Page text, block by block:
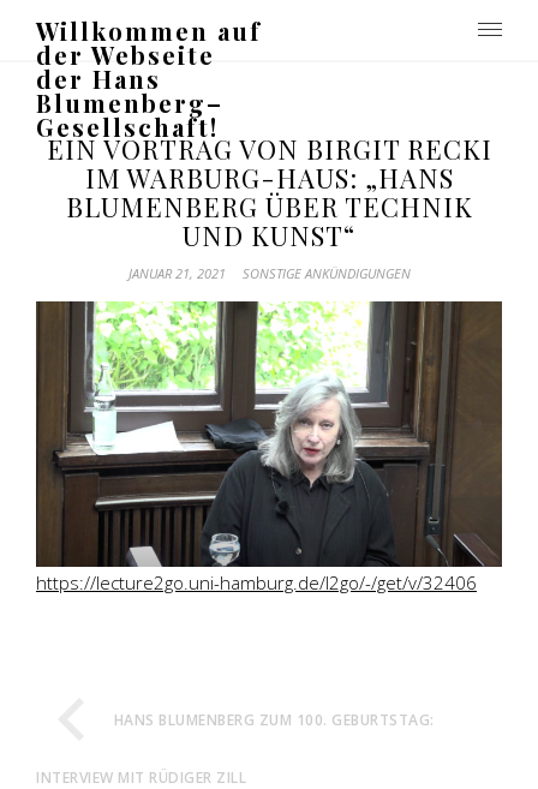
Willkommen auf
der Webseite
der Hans
Blumenberg–
Gesellschaft!
EIN VORTRAG VON BIRGIT RECKI
IM WARBURG-HAUS: „HANS
BLUMENBERG ÜBER TECHNIK
UND KUNST“
JANUAR 21, 2021 SONSTIGE ANKÜNDIGUNGEN
https://lecture2go.uni-hamburg.de/l2go/-/get/v/32406
HANS BLUMENBERG ZUM 100. GEBURTSTAG:
INTERVIEW MIT RÜDIGER ZILL